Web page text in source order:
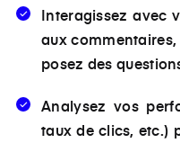
Interagissez avec
aux
posez des
Analysez vos
taux de clics, etc.)